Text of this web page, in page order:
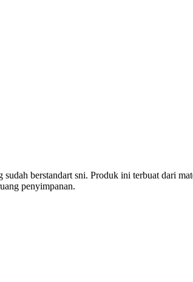
berstandart sni. Produk ini terbuat dari
penyimpanan.